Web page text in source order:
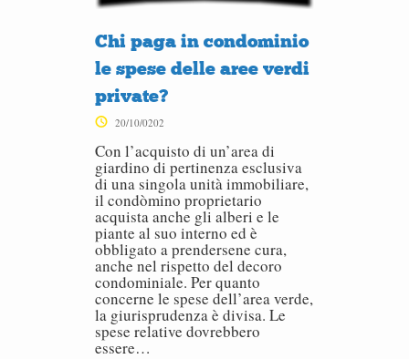
Chi paga in condominio
le spese delle aree verdi
private?
20/10/0202
Con l’acquisto di un’area di
giardino di pertinenza esclusiva
di una singola unità immobiliare,
il condòmino proprietario
acquista anche gli alberi e le
piante al suo interno ed è
obbligato a prendersene cura,
anche nel rispetto del decoro
condominiale. Per quanto
concerne le spese dell’area verde,
la giurisprudenza è divisa. Le
spese relative dovrebbero
essere…